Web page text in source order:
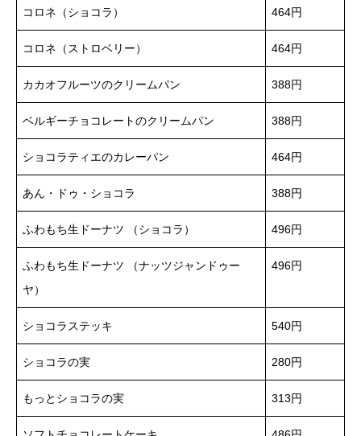
コロネ（ショコラ） 464円
コロネ（ストロベリー） 464円
カカオフルーツのクリームパン 388円
ベルギーチョコレートのクリームパン 388円
ショコラティエのカレーパン 464円
あん・ドゥ・ショコラ 388円
ふわもち生ドーナツ （ショコラ） 496円
ふわもち生ドーナツ （ナッツジャンドゥー
ヤ）
496円
ショコラステッキ 540円
ショコラの実 280円
もっとショコラの実 313円